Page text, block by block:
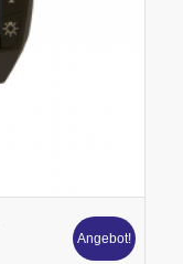
Angebot!